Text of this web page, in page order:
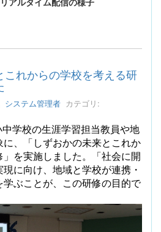
これからの学校を考える研
システム管理者 カテゴリ:
中学校の生涯学習担当教員や地
、「しずおかの未来とこれか
を実施しました。「社会に開
に向け、地域と学校が連携・
ぶことが、この研修の目的で